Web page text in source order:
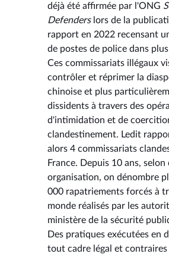
déjà été affirmée par l'ONG
Defenderslors de la
rapport en 2022 recensant
de postes de police dans
Ces commissariats illégaux
contrôler et réprimer la
chinoise et plus
dissidents à travers des
d'intimidation et de
clandestinement. Ledit
alors 4 commissariats
France. Depuis 10 ans, selon
organisation, on dénombre
000 rapatriements forcés à
monde réalisés par les
ministère de la sécurité
Des pratiques exécutées en
tout cadre légal et contraires